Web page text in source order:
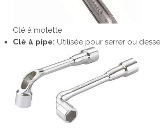
Clé à molette
Clé à pipe: Utilisée pour serrer ou